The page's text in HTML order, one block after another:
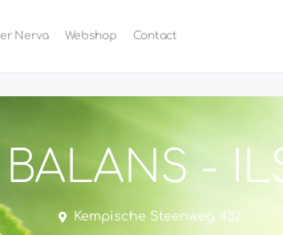
Nerva Webshop Contact
-
Kempische Steenweg 432